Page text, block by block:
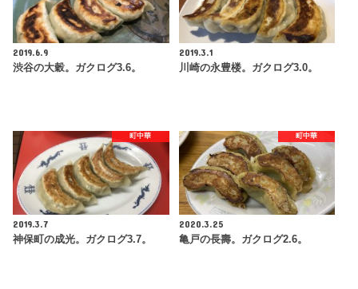
2019.6.9
渋谷の大穀。ガクログ3.6。
2019.3.1
川崎の永豊楼。ガクログ3.0。
町中華
2019.3.7
神保町の成光。ガクログ3.7。
町中華
2020.3.25
亀戸の長壽。ガクログ2.6。